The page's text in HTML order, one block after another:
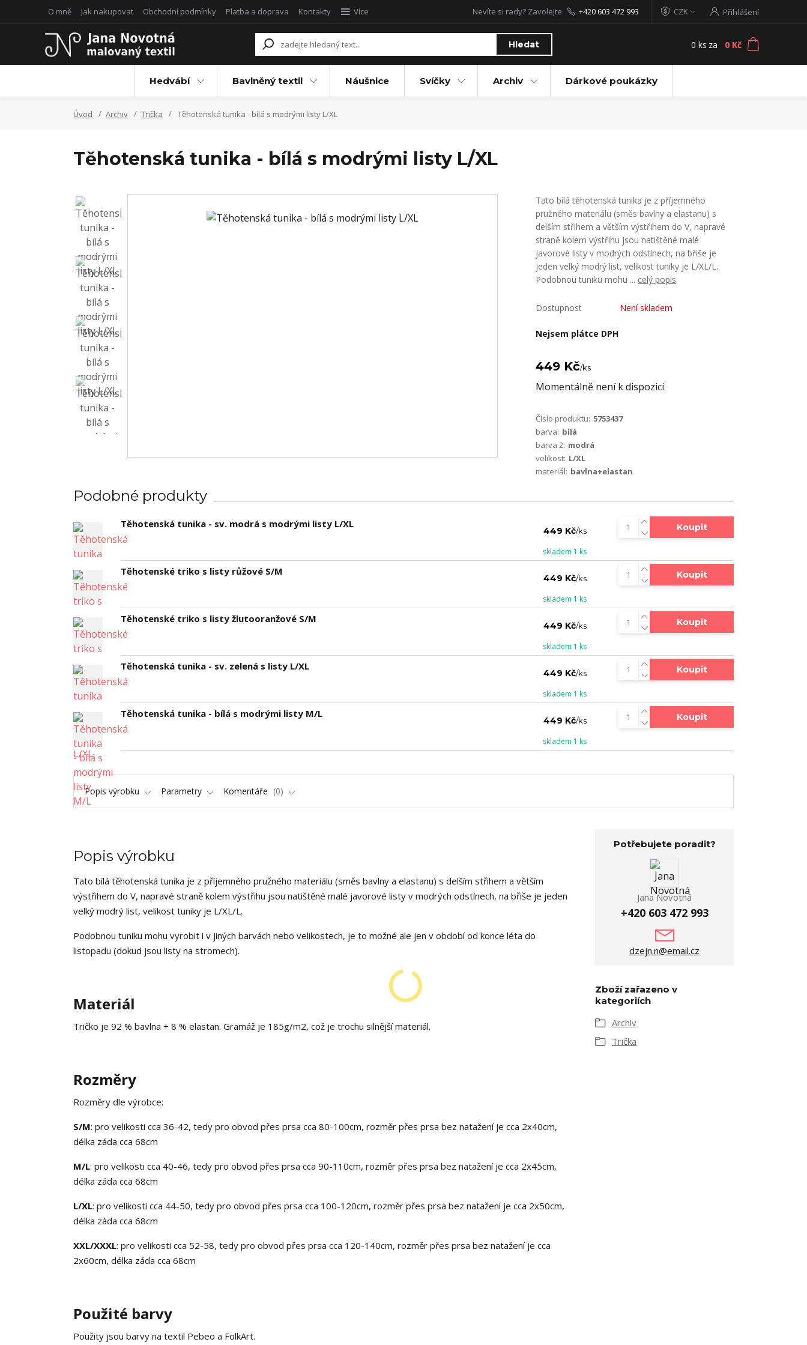
O mně Jak nakupovat Obchodní podmínky Platba a doprava Kontakty Více CZK Přihlášení
Hledat
Nevíte si rady? Zavolejte. +420 603 472 993
0 ks za 0 Kč
Hedvábí Bavlněný textil Náušnice Svíčky Archiv Dárkové poukázky
Úvod Archiv Trička Těhotenská tunika - bílá s modrými listy L/XL
Těhotenská tunika - bílá s modrými listy L/XL
Tato bílá těhotenská tunika je z příjemného
pružného materiálu (směs bavlny a elastanu) s
delším střihem a větším výstřihem do V, napravé
straně kolem výstřihu jsou natištěné malé
javorové listy v modrých odstínech, na břiše je
jeden velký modrý list, velikost tuniky je L/XL/L.
Podobnou tuniku mohu ... celý popis
Dostupnost Není skladem
Nejsem plátce DPH
449 Kč/ks
Momentálně není k dispozici
Číslo produktu: 5753437
barva: bílá
barva 2: modrá
velikost: L/XL
materiál: bavlna+elastan
Podobné produkty
Těhotenská tunika - sv. modrá s modrými listy L/XL
449 Kč/ks
skladem 1 ks
Koupit
Těhotenské triko s listy růžové S/M
449 Kč/ks
skladem 1 ks
Koupit
Těhotenské triko s listy žlutooranžové S/M
449 Kč/ks
skladem 1 ks
Koupit
Těhotenská tunika - sv. zelená s listy L/XL
449 Kč/ks
skladem 1 ks
Koupit
Těhotenská tunika - bílá s modrými listy M/L
449 Kč/ks
skladem 1 ks
Koupit
Popis výrobku Parametry Komentáře 0
Popis výrobku
Tato bílá těhotenská tunika je z příjemného pružného materiálu (směs bavlny a elastanu) s delším střihem a větším
výstřihem do V, napravé straně kolem výstřihu jsou natištěné malé javorové listy v modrých odstínech, na břiše je jeden
velký modrý list, velikost tuniky je L/XL/L.
Podobnou tuniku mohu vyrobit i v jiných barvách nebo velikostech, je to možné ale jen v období od konce léta do
listopadu (dokud jsou listy na stromech).
Materiál
Tričko je 92 % bavlna + 8 % elastan. Gramáž je 185g/m2, což je trochu silnější materiál.
Rozměry
Rozměry dle výrobce:
S/M: pro velikosti cca 36-42, tedy pro obvod přes prsa cca 80-100cm, rozměr přes prsa bez natažení je cca 2x40cm,
délka záda cca 68cm
M/L: pro velikosti cca 40-46, tedy pro obvod přes prsa cca 90-110cm, rozměr přes prsa bez natažení je cca 2x45cm,
délka záda cca 68cm
L/XL: pro velikosti cca 44-50, tedy pro obvod přes prsa cca 100-120cm, rozměr přes prsa bez natažení je cca 2x50cm,
délka záda cca 68cm
XXL/XXXL: pro velikosti cca 52-58, tedy pro obvod přes prsa cca 120-140cm, rozměr přes prsa bez natažení je cca
2x60cm, délka záda cca 68cm
Použité barvy
Použity jsou barvy na textil Pebeo a FolkArt.
Potřebujete poradit?
Jana Novotná
+420 603 472 993
dzejn.n@email.cz
Zboží zařazeno v
kategoriích
Archiv
Trička